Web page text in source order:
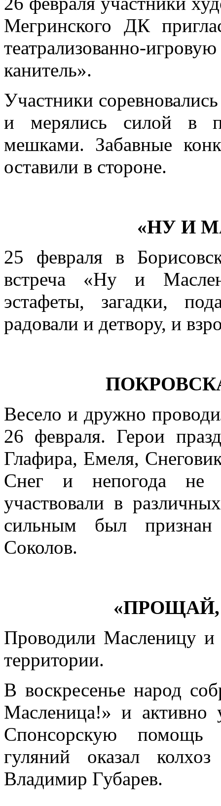
Мегринского ДК
театрализованно-
канитель».
Участники
и мерялись силой в
мешками. Забавные
оставили в стороне.
«НУ И
25 февраля в
встреча «Ну и
эстафеты, загадки,
радовали и детвору, и
Весело и дружно
26 февраля. Герои
Глафира, Емеля,
Снег и непогода не
участвовали в
сильным был признан
Соколов.
Проводили Масленицу и
территории.
В воскресенье народ
Масленица!» и активно
Спонсорскую помощь
гуляний оказал
Владимир Губарев.